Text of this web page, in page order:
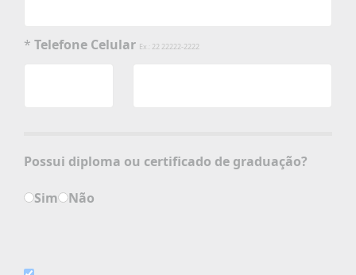
* Telefone Celular Ex.: 22 22222-2222
Possui diploma ou certificado de graduação?
Sim Não